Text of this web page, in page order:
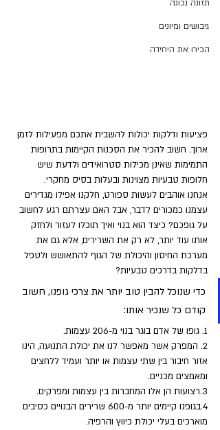
תזונה נכונה
גיבושים ומיונים
הכירו את היחידה
פציעות ודלקות יכולות להשבית אתכם מפעילות לזמן
ארוך. חשוב להכיר את הסכנות הקיימות בתרופות
התמימות שאינן מכילות סטרואידים ולדעת שיש
חלופות טבעיות מצוינות ובעלות בסיס מחקרי.
אנחנו אוהבים לעשות ספורט, חלקנו אפילו מגדירים
עצמנו כמכורים לדבר, אבל האם עצרתם רגע לחשוב
על גופכם? כיצד הוא בנוי ואיך תוכלו לעזור ולחזק
אותו עוד יותר, לא רק את השרירים, אלא גם את
מערכת החיסון והיכולת של הגוף להתאושש ולטפל
בדלקות בדרכים טבעיות?
כדי שנוכל להבין טוב יותר את צרכי גופנו, חשוב
קודם כל שנכיר אותו:
1. גופו של אדם בוגר בנוי מ-206 עצמות.
2. המפרק אשר מאפשר לנו את יכולת התנועה, הינו
אזור חיבור בין שתי עצמות או יותר ועמיד ללחצים
ומאמצים מכניים.
3.רצועות הן אלו המחברות בין עצמות ומפרקים.
4.בגופנו קיימים יותר מ-600 שרירים הבנויים כסיבים
מוארכים בעלי יכולת כיווץ והרפיה.